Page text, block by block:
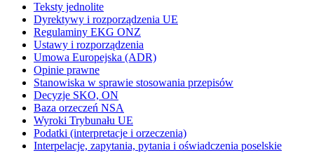
Teksty jednolite
Dyrektywy i rozporządzenia UE
Regulaminy EKG ONZ
Ustawy i rozporządzenia
Umowa Europejska (ADR)
Opinie prawne
Stanowiska w sprawie stosowania przepisów
Decyzje SKO, ON
Baza orzeczeń NSA
Wyroki Trybunału UE
Podatki (interpretacje i orzeczenia)
Interpelacje, zapytania, pytania i oświadczenia poselskie